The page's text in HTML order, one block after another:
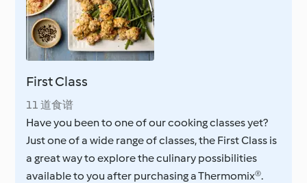
First Class
11 道食谱
Have you been to one of our cooking classes yet?
Just one of a wide range of classes, the First Class is
a great way to explore the culinary possibilities
available to you after purchasing a Thermomix®.